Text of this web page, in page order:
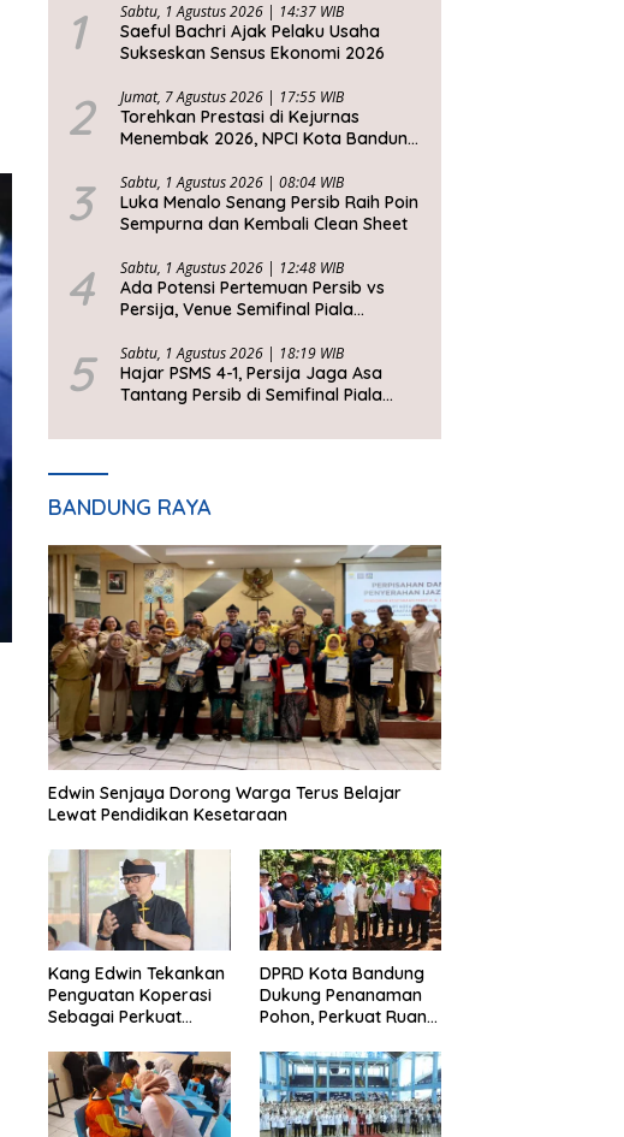
1 Sabtu, 1 Agustus 2026 | 14:37 WIB
Saeful Bachri Ajak Pelaku Usaha
Sukseskan Sensus Ekonomi 2026
2 Jumat, 7 Agustus 2026 | 17:55 WIB
Torehkan Prestasi di Kejurnas
Menembak 2026, NPCI Kota Bandung
3 Sabtu, 1 Agustus 2026 | 08:04 WIB
Luka Menalo Senang Persib Raih Poin
Sempurna dan Kembali Clean Sheet
4 Sabtu, 1 Agustus 2026 | 12:48 WIB
Ada Potensi Pertemuan Persib vs
Persija, Venue Semifinal Piala
5 Sabtu, 1 Agustus 2026 | 18:19 WIB
Hajar PSMS 4-1, Persija Jaga Asa
Tantang Persib di Semifinal Piala
BANDUNG RAYA
Edwin Senjaya Dorong Warga Terus Belajar
Lewat Pendidikan Kesetaraan
Kang Edwin Tekankan
Penguatan Koperasi
Sebagai Perkuat
DPRD Kota Bandung
Dukung Penanaman
Pohon, Perkuat Ruang